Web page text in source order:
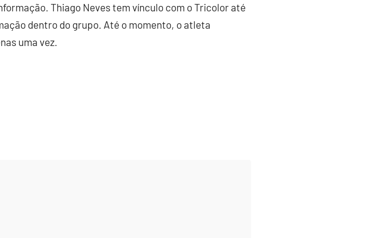
Thiago Neves tem vínculo com o Tricolor até
dentro do grupo. Até o momento, o atleta
uma vez.